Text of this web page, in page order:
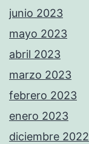
junio 2023
mayo 2023
abril 2023
marzo 2023
febrero 2023
enero 2023
diciembre 2022